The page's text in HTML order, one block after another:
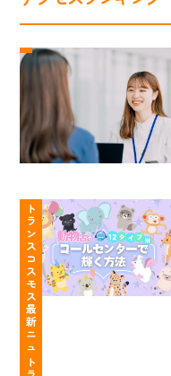
ラ
コ
ス
モ
ス
ン
タ
ク
ト
セ
ン
タ
ー
「面
接
ト
ラ
ン
ス
コ
ス
モ
ス
最
新
ニ
ュ
ー
ス
物
占
い
12
タ
イ
プ
別】
あ
なト
ト
ラ